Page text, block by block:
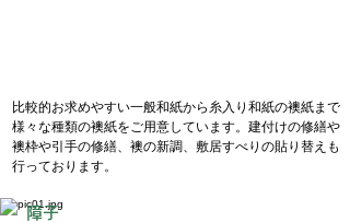
比較的お求めやすい一般和紙から糸入り和紙の襖紙まで
様々な種類の襖紙をご用意しています。建付けの修繕や
襖枠や引手の修繕、襖の新調、敷居すべりの貼り替えも
行っております。
障子